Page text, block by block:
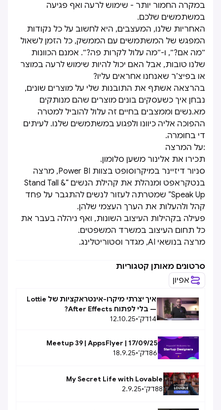
במקרה החמור יותר - שימוש לרעה ואף פגיעה
במשתמשים שלכם.
האחריות שלנו, המעצבים, היא לחשוב על כל נקודות
המפגש של המשתמשים עם הממשק, כל הזמן לשאול
״מה אם?״, ו-״מה עלול לקרות פה?״. אמנם הכוונות
שלנו טובות, אבל האם יכול להיות שימוש לרעה במוצר
או בפיצ’ר שאנחנו אחראים עליו?
בהרצאה אשתף את התובנות שלי על מוצרים שונים,
נבחן איך כשעסקים בונים מוצרים שהם מנותקים
מא.נשים וממצבים בחיים זה עלול להוביל למטרה
ההפוכה אליה כיוונו ולפגוע במשתמשים שלנו. לעיתים
די בחומרה.
:על המרצה
תכירו את אלינור משען סלומון.
סניור דיזיינר במיקרוסופט בצוות Power BI, מרצה
בנטקראפט ומנהלת את קהילת הנשים “Stand Tall &
Speak Up” שמטרתה לעזור לנשים להתגבר על פחד
קהל ולהעלות את הערך העצמי שלהן.
פעילה בקהילות העיצוב השונות, ואף ניהלה בעבר את
כל תחום העיצוב במשרד המשפטים.
מרצה בנושאי AI, מגדר וסטוריטלינג.
סרטונים מאותן קטגוריות
אפיון
איך יצרתי מיקרו-אינטראקציות של Lottie
— בלי לפתוח After Effects?
14דק׳•
12.10.25
Meetup 39 | AppsFlyer | 17/09/25
86דק׳•
18.9.25
My Secret Life with Lovable
88דק׳•
2.9.25